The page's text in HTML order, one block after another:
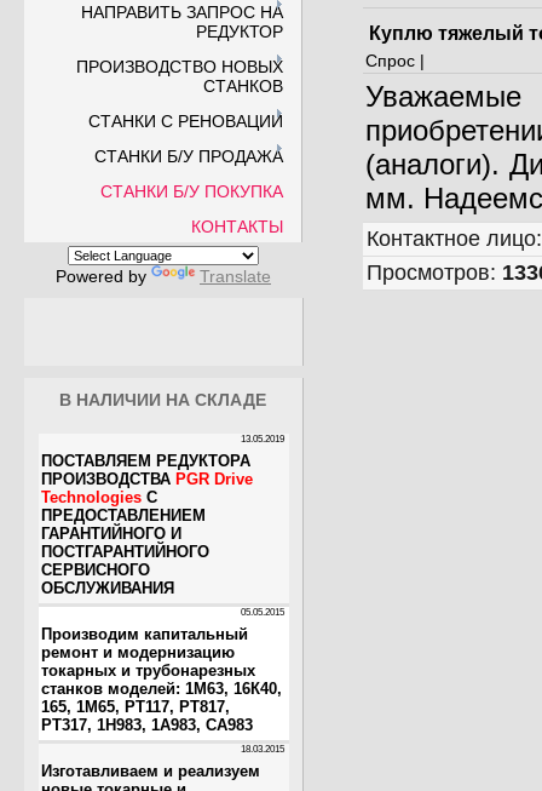
НАПРАВИТЬ ЗАПРОС НА
РЕДУКТОР
ПРОИЗВОДСТВО НОВЫХ
СТАНКОВ
СТАНКИ С РЕНОВАЦИИ
СТАНКИ Б/У ПРОДАЖА
СТАНКИ Б/У ПОКУПКА
КОНТАКТЫ
Powered by Translate
В НАЛИЧИИ НА СКЛАДЕ
Куплю тяжелый
Спрос |
Уважаемые
(аналоги).
мм.
Контактное лицо
Просмотров: